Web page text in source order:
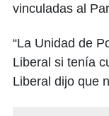
vinculadas al
“La Unidad de
Liberal si tenía
Liberal dijo que